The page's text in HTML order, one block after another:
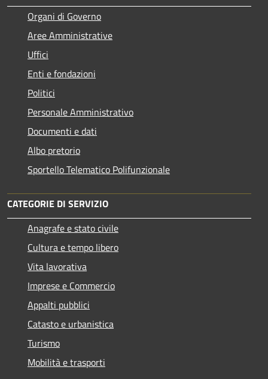
Organi di Governo
Aree Amministrative
Uffici
Enti e fondazioni
Politici
Personale Amministrativo
Documenti e dati
Albo pretorio
Sportello Telematico Polifunzionale
CATEGORIE DI SERVIZIO
Anagrafe e stato civile
Cultura e tempo libero
Vita lavorativa
Imprese e Commercio
Appalti pubblici
Catasto e urbanistica
Turismo
Mobilità e trasporti